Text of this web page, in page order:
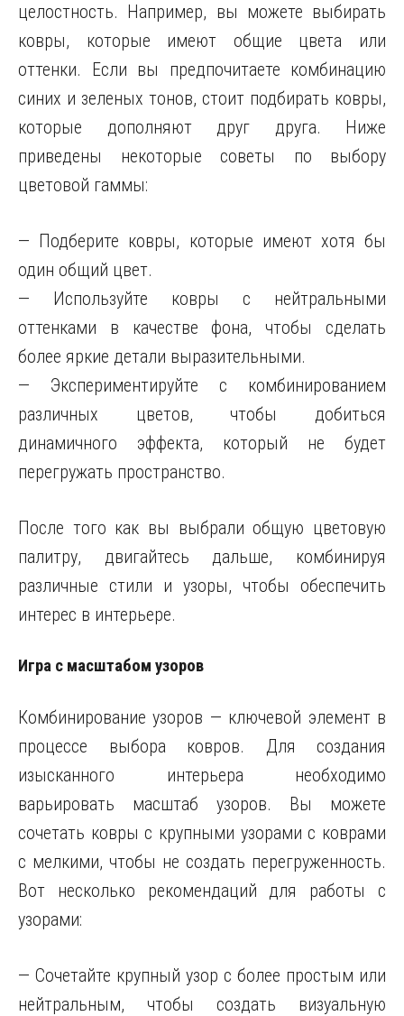
целостность. Например, вы можете выбирать
ковры, которые имеют общие цвета или
оттенки. Если вы предпочитаете комбинацию
синих и зеленых тонов, стоит подбирать ковры,
которые дополняют друг друга. Ниже
приведены некоторые советы по выбору
цветовой гаммы:
— Подберите ковры, которые имеют хотя бы
один общий цвет.
— Используйте ковры с нейтральными
оттенками в качестве фона, чтобы сделать
более яркие детали выразительными.
— Экспериментируйте с комбинированием
различных цветов, чтобы добиться
динамичного эффекта, который не будет
перегружать пространство.
После того как вы выбрали общую цветовую
палитру, двигайтесь дальше, комбинируя
различные стили и узоры, чтобы обеспечить
интерес в интерьере.
Игра с масштабом узоров
Комбинирование узоров — ключевой элемент в
процессе выбора ковров. Для создания
изысканного интерьера необходимо
варьировать масштаб узоров. Вы можете
сочетать ковры с крупными узорами с коврами
с мелкими, чтобы не создать перегруженность.
Вот несколько рекомендаций для работы с
узорами:
— Сочетайте крупный узор с более простым или
нейтральным, чтобы создать визуальную